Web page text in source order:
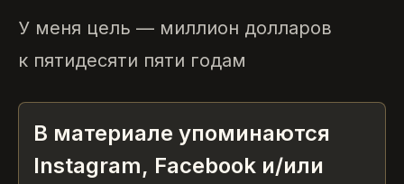
У меня цель — миллион долларов
к пятидесяти пяти годам
В материале упоминаются
Instagram, Facebook и/или